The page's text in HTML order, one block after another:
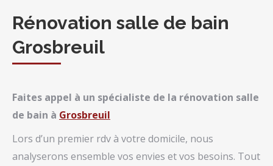
Rénovation salle de bain
Grosbreuil
Faites appel à un spécialiste de la rénovation salle
de bain à Grosbreuil
Lors d’un premier rdv à votre domicile, nous
analyserons ensemble vos envies et vos besoins. Tout